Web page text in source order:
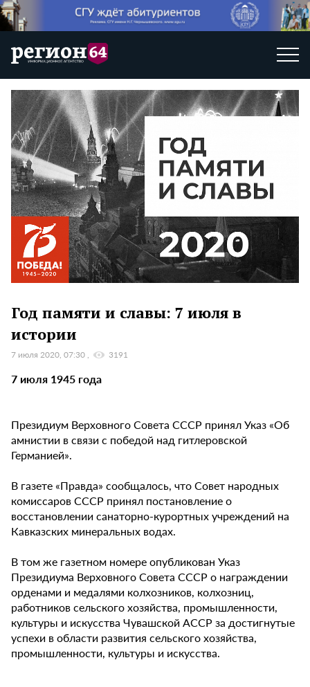
Год памяти и славы: 7 июля в
истории
7 июля 2020, 07:30 3191
7 июля 1945 года
Президиум Верховного Совета СССР принял Указ «Об
амнистии в связи с победой над гитлеровской
Германией».
В газете «Правда» сообщалось, что Совет народных
комиссаров СССР принял постановление о
восстановлении санаторно-курортных учреждений на
Кавказских минеральных водах.
В том же газетном номере опубликован Указ
Президиума Верховного Совета СССР о награждении
орденами и медалями колхозников, колхозниц,
работников сельского хозяйства, промышленности,
культуры и искусства Чувашской АССР за достигнутые
успехи в области развития сельского хозяйства,
промышленности, культуры и искусства.